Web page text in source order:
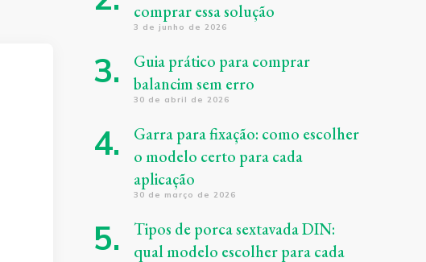
comprar essa solução
3 de junho de 2026
Guia prático para comprar
balancim sem erro
30 de abril de 2026
Garra para fixação: como escolher
o modelo certo para cada
aplicação
30 de março de 2026
Tipos de porca sextavada DIN:
qual modelo escolher para cada